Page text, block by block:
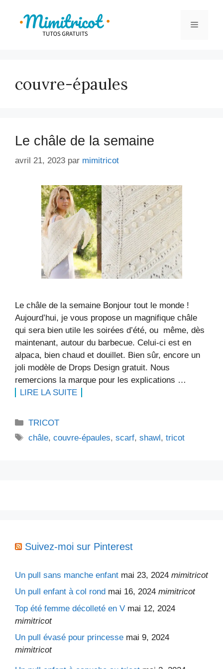
contenu
Menu
couvre-épaules
Le châle de la semaine
avril 21, 2023 par mimitricot
Le châle de la semaine Bonjour tout le monde !
Aujourd’hui, je vous propose un magnifique châle
qui sera bien utile les soirées d’été, ou même, dès
maintenant, autour du barbecue. Celui-ci est en
alpaca, bien chaud et douillet. Bien sûr, encore un
joli modèle de Drops Design gratuit. Nous
remercions la marque pour les explications …
LIRE LA SUITE
Catégories
TRICOT
Étiquettes
châle,couvre-épaules,scarf,shawl,tricot
Suivez-moi sur Pinterest
Un pull sans manche enfant mai 23, 2024 mimitricot
Un pull enfant à col rond mai 16, 2024 mimitricot
Top été femme décolleté en V mai 12, 2024
mimitricot
Un pull évasé pour princesse mai 9, 2024
mimitricot